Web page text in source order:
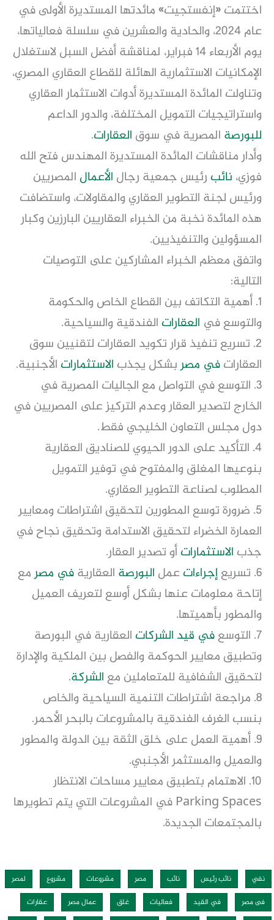
اختتمت «إنفستجيت» مائدتها المستديرة الأولى في
عام 2024، والحادية والعشرين في سلسلة فعالياتها،
يوم الأربعاء 14 فبراير، لمناقشة أفضل السبل لاستغلال
الإمكانيات الاستثمارية الهائلة للقطاع العقاري المصري،
وتناولت المائدة المستديرة أدوات الاستثمار العقاري
واستراتيجيات التمويل المختلفة، والدور الداعم
للبورصة المصرية في سوق العقارات.
وأدار مناقشات المائدة المستديرة المهندس فتح الله
فوزي، نائب رئيس جمعية رجال الأعمال المصريين
ورئيس لجنة التطوير العقاري والمقاولات، واستضافت
هذه المائدة نخبة من الخبراء العقاريين البارزين وكبار
المسؤولين والتنفيذيين.
واتفق معظم الخبراء المشاركين على التوصيات
التالية:
1. أهمية التكاتف بين القطاع الخاص والحكومة
والتوسع في العقارات الفندقية والسياحية.
2. تسريع تنفيذ قرار تكويد العقارات لتقنيين سوق
العقاراتفي مصربشكل يجذب الاستثمارات الأجنبية.
3. التوسع في التواصل مع الجاليات المصرية في
الخارج لتصدير العقار وعدم التركيز على المصريين في
دول مجلس التعاون الخليجي فقط.
4. التأكيد على الدور الحيوي للصناديق العقارية
بنوعيها المغلق والمفتوح في توفير التمويل
المطلوب لصناعة التطوير العقاري.
5. ضرورة توسع المطورين لتحقيق اشتراطات ومعايير
العمارة الخضراء لتحقيق الاستدامة وتحقيق نجاح في
جذب الاستثماراتأو تصدير العقار.
6. تسريع
إجراءات عمل البورصة العقاريةفي مصرمع
إتاحة معلومات عنها بشكل أوسع لتعريف العميل
والمطور بأهميتها.
7. التوسع
في قيد الشركات العقارية في البورصة
وتطبيق معايير الحوكمة والفصل بين الملكية والإدارة
لتحقيق الشفافية للمتعاملين معالشركة.
8. مراجعة اشتراطات التنمية السياحية والخاص
بنسب الغرف الفندقية بالمشروعات بالبحر الأحمر.
9. أهمية العمل على خلق الثقة بين الدولة والمطور
والعميل والمستثمر الأجنبي.
10. الاهتمام بتطبيق معايير مساحات الانتظار
Parking Spaces في المشروعات التي يتم تطويرها
بالمجتمعات الجديدة.
نفي نائب رئيس نائب مصر مشروعات مشروع
لمصر
فى مصر
في القيد فعاليات غلق عمال مصر
عقارات